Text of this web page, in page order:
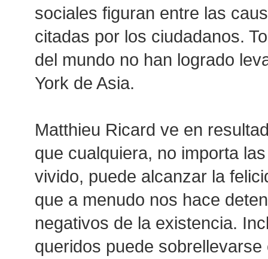
sociales figuran entre las
citadas por los ciudadanos.
del mundo no han logrado
York de Asia.
Matthieu Ricard ve en
que cualquiera, no importa
vivido, puede alcanzar la
que a menudo nos hace
negativos de la existencia.
queridos puede